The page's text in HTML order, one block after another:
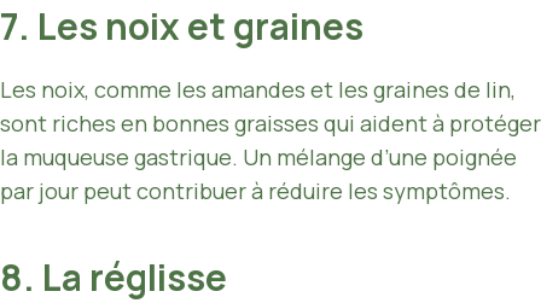
7. Les noix et graines
Les noix, comme les amandes et les graines de lin,
sont riches en bonnes graisses qui aident à protéger
la muqueuse gastrique. Un mélange d’une poignée
par jour peut contribuer à réduire les symptômes.
8. La réglisse